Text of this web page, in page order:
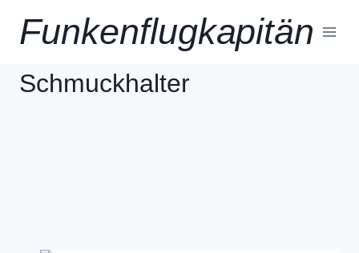
InhaltFunkenflugkapitän
Schmuckhalter